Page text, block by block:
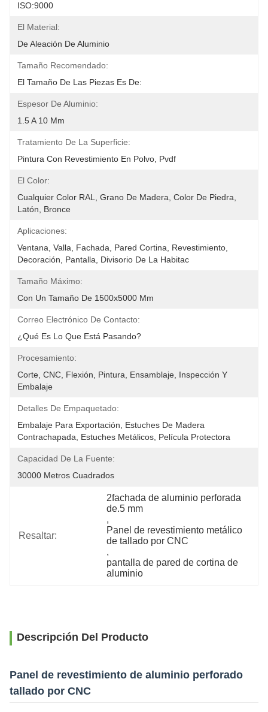
ISO:9000
El Material:
De Aleación De Aluminio
Tamaño Recomendado:
El Tamaño De Las Piezas Es De:
Espesor De Aluminio:
1.5 A 10 Mm
Tratamiento De La Superficie:
Pintura Con Revestimiento En Polvo, Pvdf
El Color:
Cualquier Color RAL, Grano De Madera, Color De Piedra,
Latón, Bronce
Aplicaciones:
Ventana, Valla, Fachada, Pared Cortina, Revestimiento,
Decoración, Pantalla, Divisorio De La Habitac
Tamaño Máximo:
Con Un Tamaño De 1500x5000 Mm
Correo Electrónico De Contacto:
¿Qué Es Lo Que Está Pasando?
Procesamiento:
Corte, CNC, Flexión, Pintura, Ensamblaje, Inspección Y
Embalaje
Detalles De Empaquetado:
Embalaje Para Exportación, Estuches De Madera
Contrachapada, Estuches Metálicos, Película Protectora
Capacidad De La Fuente:
30000 Metros Cuadrados
Resaltar:
2fachada de aluminio perforada
de.5 mm
,
Panel de revestimiento metálico
de tallado por CNC
,
pantalla de pared de cortina de
aluminio
Descripción Del Producto
Panel de revestimiento de aluminio perforado
tallado por CNC